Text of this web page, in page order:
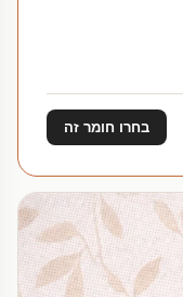
בחרו חומר זה